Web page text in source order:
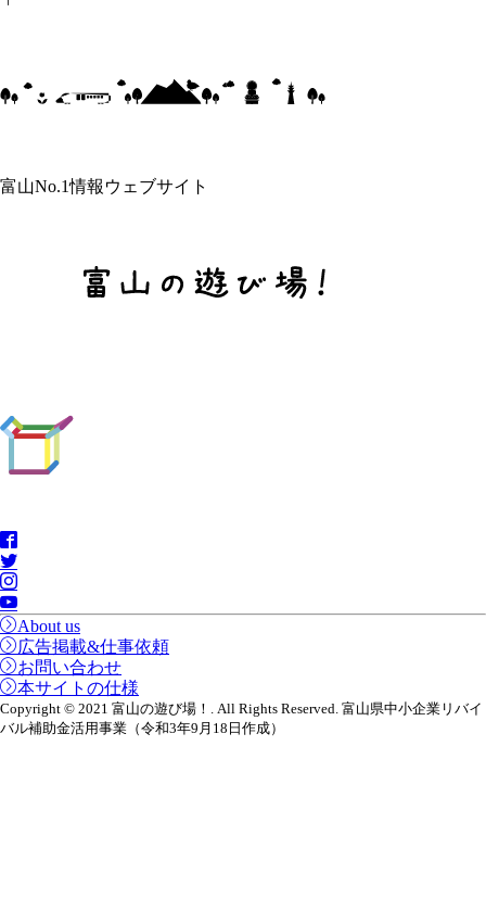
富山No.1情報ウェブサイト
About us
広告掲載&仕事依頼
お問い合わせ
本サイトの仕様
Copyright © 2021 富山の遊び場！. All Rights Reserved. 富山県中小企業リバイ
バル補助金活用事業（令和3年9月18日作成）